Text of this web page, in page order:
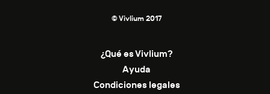
© Vivlium 2017
¿Qué es Vivlium?
Ayuda
Condiciones legales